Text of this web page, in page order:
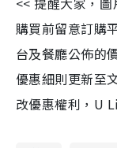
購買前留意訂購
台及餐廳公佈的
優惠細則更新至
改優惠權利，U